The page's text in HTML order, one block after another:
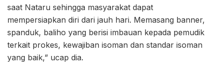
saat Nataru sehingga masyarakat dapat
mempersiapkan diri dari jauh hari. Memasang banner,
spanduk, baliho yang berisi imbauan kepada pemudik
terkait prokes, kewajiban isoman dan standar isoman
yang baik,” ucap dia.